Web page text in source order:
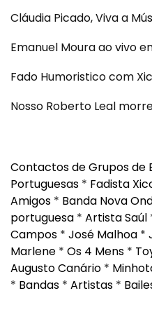
Cláudia Picado, Viva a
Emanuel Moura ao vivo
Fado Humoristico com
Nosso Roberto Leal
Contactos de Grupos de
Portuguesas * Fadista
Amigos * Banda Nova
portuguesa * Artista Saúl
Campos * José Malhoa *
Marlene * Os 4 Mens *
Augusto Canário *
* Bandas * Artistas *